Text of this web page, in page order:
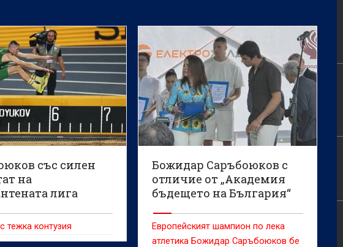
със силен
на
лига
тежка контузия
Божидар Саръбоюков с
отличие от „Академия
бъдещето на България“
Европейският шампион по лека
атлетика Божидар Саръбоюков бе